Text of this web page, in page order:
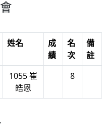
姓名
成
績
名
次
備
註
1055 崔
皓恩
8